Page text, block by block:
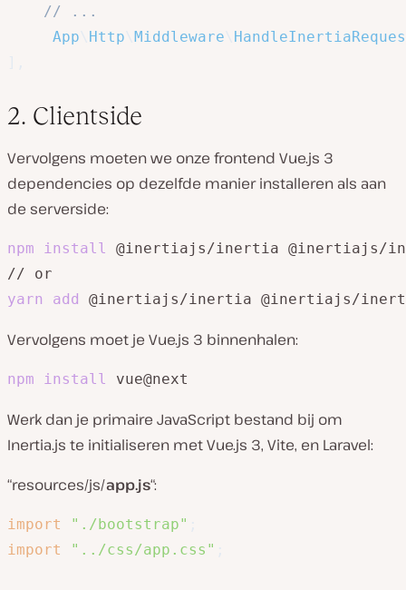
// ...
App
Http Middleware
2. Clientside
Vervolgens moeten we onze frontend Vue.js 3
dependencies op dezelfde manier installeren als aan
de serverside:
npm install
@inertiajs/inertia @inertiajs/
yarn
add @inertiajs/inertia @inertiajs/
Vervolgens moet je Vue.js 3 binnenhalen:
npm install vue@next
Werk dan je primaire JavaScript bestand bij om
Inertia.js te initialiseren met Vue.js 3, Vite, en Laravel:
“resources/js/app.js“:
import "./bootstrap"
import
"../css/app.css"